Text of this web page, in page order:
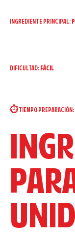
INGREDIENTE PRINCIPAL:
DIFICULTAD: FÁCIL
⏱️ TIEMPO PREPARACIÓN: